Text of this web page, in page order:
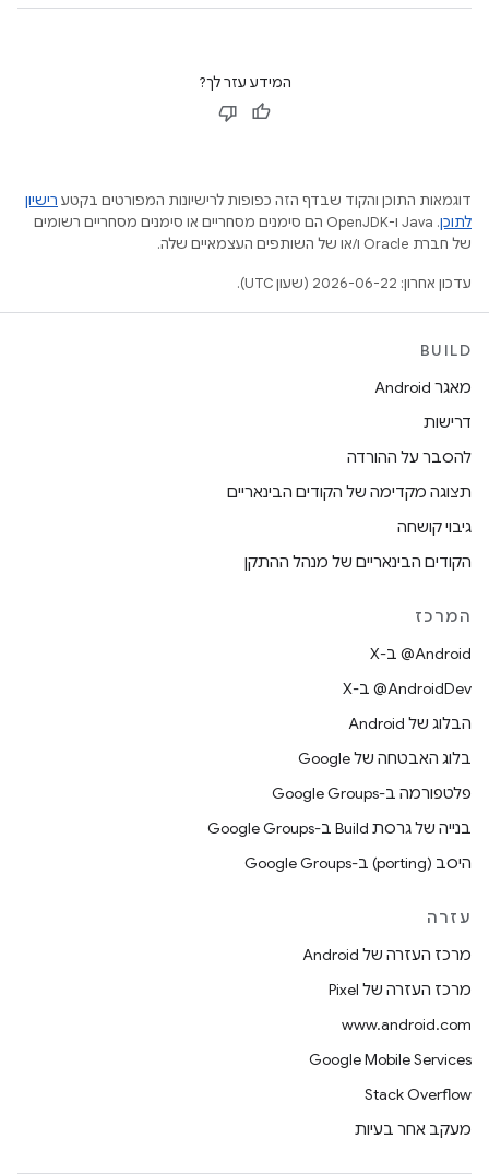
המידע עזר לך?
דוגמאות התוכן והקוד שבדף הזה כפופות לרישיונות המפורטים בקטע רישיון
לתוכן
.‏ Java ו-OpenJDK הם סימנים מסחריים או סימנים מסחריים רשומים
של חברת Oracle ו/או של השותפים העצמאיים שלה.
עדכון אחרון: 2026-06-22 (שעון UTC).
BUILD
מאגר Android
דרישות
להסבר על ההורדה
תצוגה מקדימה של הקודים הבינאריים
גיבוי קושחה
הקודים הבינאריים של מנהל ההתקן
המרכז
‫‎@Android ב-X
‫‎@AndroidDev ב-X
הבלוג של Android
בלוג האבטחה של Google
פלטפורמה ב-Google Groups
בנייה של גרסת Build ב-Google Groups
היסב (porting) ב-Google Groups
עזרה
מרכז העזרה של Android
מרכז העזרה של Pixel
www.android.com
Google Mobile Services
Stack Overflow
מעקב אחר בעיות